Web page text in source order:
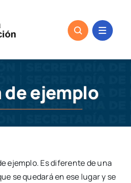
de ejemplo
ejemplo. Es diferente de una
se quedará en ese lugar y se